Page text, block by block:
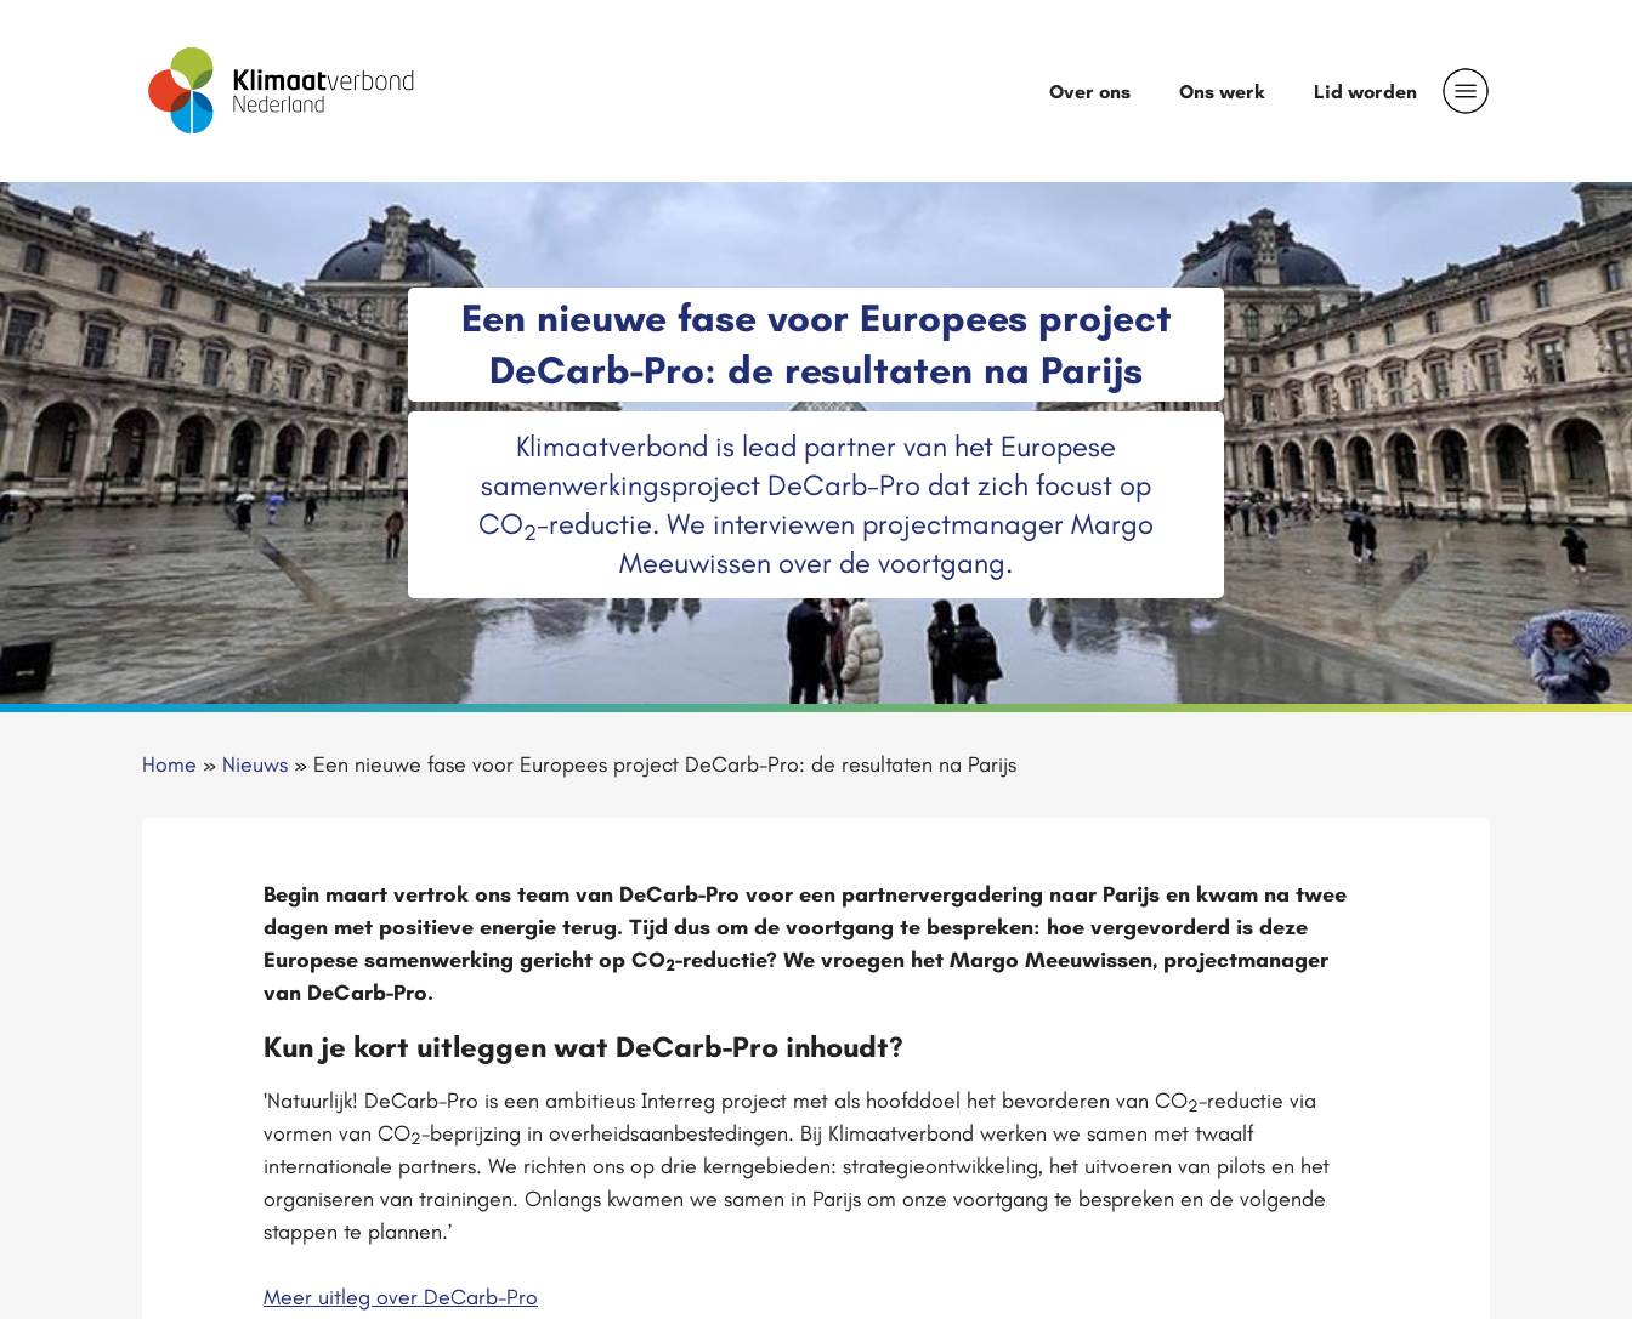
Over ons Ons werk Lid worden
Een nieuwe fase voor Europees project
DeCarb-Pro: de resultaten na Parijs
Klimaatverbond is lead partner van het Europese
samenwerkingsproject DeCarb-Pro dat zich focust op
CO2-reductie. We interviewen projectmanager Margo
Meeuwissen over de voortgang.
Home » Nieuws » Een nieuwe fase voor Europees project DeCarb-Pro: de resultaten na Parijs
Begin maart vertrok ons team van DeCarb-Pro voor een partnervergadering naar Parijs en kwam na twee
dagen met positieve energie terug. Tijd dus om de voortgang te bespreken: hoe vergevorderd is deze
Europese samenwerking gericht op CO2-reductie? We vroegen het Margo Meeuwissen, projectmanager
van DeCarb-Pro.
Kun je kort uitleggen wat DeCarb-Pro inhoudt?
'Natuurlijk! DeCarb-Pro is een ambitieus Interreg project met als hoofddoel het bevorderen van CO2-reductie via
vormen van CO2-beprijzing in overheidsaanbestedingen. Bij Klimaatverbond werken we samen met twaalf
internationale partners. We richten ons op drie kerngebieden: strategieontwikkeling, het uitvoeren van pilots en het
organiseren van trainingen. Onlangs kwamen we samen in Parijs om onze voortgang te bespreken en de volgende
stappen te plannen.’
Meer uitleg over DeCarb-Pro